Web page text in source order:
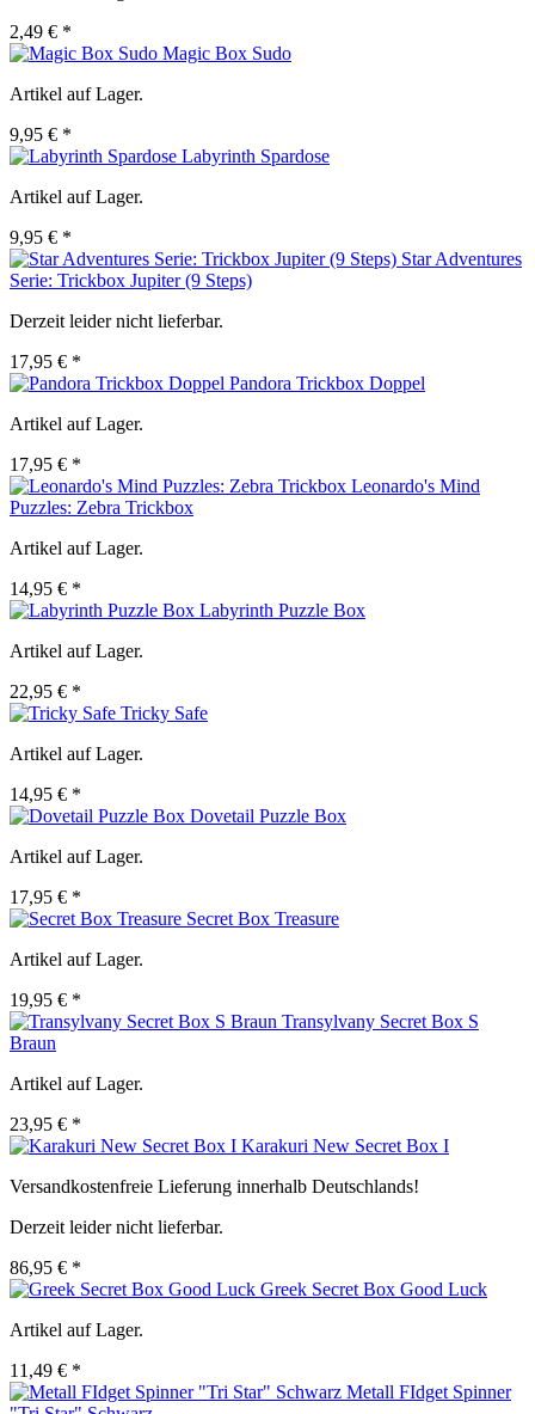
2,49 € *
Magic Box Sudo
Artikel auf Lager.
9,95 € *
Labyrinth Spardose
Artikel auf Lager.
9,95 € *
Star Adventures
Serie: Trickbox Jupiter (9 Steps)
Derzeit leider nicht lieferbar.
17,95 € *
Pandora Trickbox Doppel
Artikel auf Lager.
17,95 € *
Leonardo's Mind
Puzzles: Zebra Trickbox
Artikel auf Lager.
14,95 € *
Labyrinth Puzzle Box
Artikel auf Lager.
22,95 € *
Tricky Safe
Artikel auf Lager.
14,95 € *
Dovetail Puzzle Box
Artikel auf Lager.
17,95 € *
Secret Box Treasure
Artikel auf Lager.
19,95 € *
Transylvany Secret Box S
Braun
Artikel auf Lager.
23,95 € *
Karakuri New Secret Box I
Versandkostenfreie Lieferung innerhalb Deutschlands!
Derzeit leider nicht lieferbar.
86,95 € *
Greek Secret Box Good Luck
Artikel auf Lager.
11,49 € *
Metall FIdget Spinner